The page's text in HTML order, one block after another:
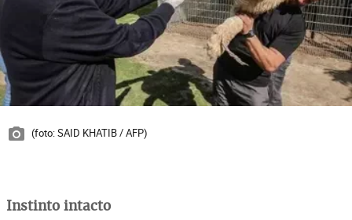
(foto: SAID KHATIB / AFP)
Instinto intacto